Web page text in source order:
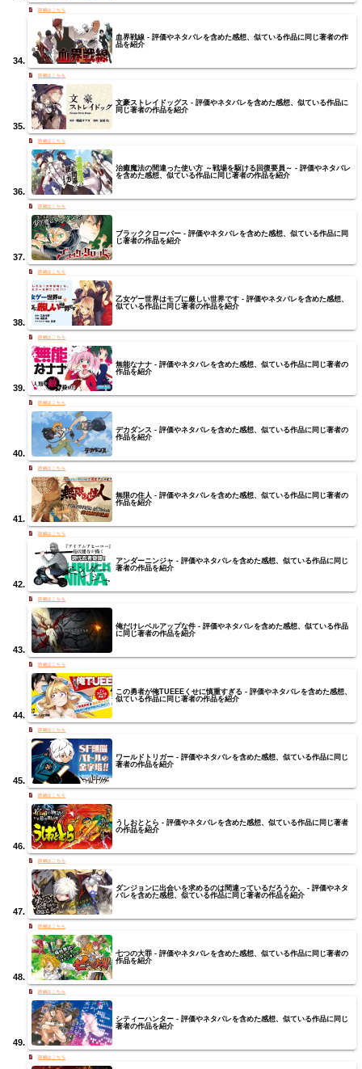
血界戦線 - 評価やネタバレを含めた感想、似ている作品に同じ著者の作
品を紹介
文豪ストレイドッグス - 評価やネタバレを含めた感想、似ている作品に
同じ著者の作品を紹介
治癒魔法の間違った使い方 ～戦場を駆ける回復要員～ - 評価やネタバレ
を含めた感想、似ている作品に同じ著者の作品を紹介
ブラッククローバー - 評価やネタバレを含めた感想、似ている作品に同
じ著者の作品を紹介
乙女ゲー世界はモブに厳しい世界です - 評価やネタバレを含めた感想、
似ている作品に同じ著者の作品を紹介
無能なナナ - 評価やネタバレを含めた感想、似ている作品に同じ著者の
作品を紹介
デカダンス - 評価やネタバレを含めた感想、似ている作品に同じ著者の
作品を紹介
無限の住人 - 評価やネタバレを含めた感想、似ている作品に同じ著者の
作品を紹介
アンダーニンジャ - 評価やネタバレを含めた感想、似ている作品に同じ
著者の作品を紹介
俺だけレベルアップな件 - 評価やネタバレを含めた感想、似ている作品
に同じ著者の作品を紹介
この勇者が俺TUEEEくせに慎重すぎる - 評価やネタバレを含めた感想、
似ている作品に同じ著者の作品を紹介
ワールドトリガー - 評価やネタバレを含めた感想、似ている作品に同じ
著者の作品を紹介
うしおととら - 評価やネタバレを含めた感想、似ている作品に同じ著者
の作品を紹介
ダンジョンに出会いを求めるのは間違っているだろうか。 - 評価やネタ
バレを含めた感想、似ている作品に同じ著者の作品を紹介
七つの大罪 - 評価やネタバレを含めた感想、似ている作品に同じ著者の
作品を紹介
シティーハンター - 評価やネタバレを含めた感想、似ている作品に同じ
著者の作品を紹介